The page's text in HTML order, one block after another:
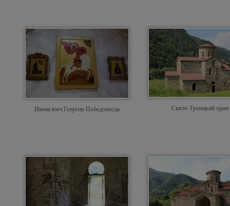
Икона вмч.Георгия Победоносца Свято-Троицкий храм